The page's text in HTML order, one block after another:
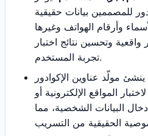
للمصممين بيانات حقيقية
وأرقام الهواتف وغيرها
وتحسين نتائج اختبار
تجربة المستخدم.
ينشئ مولّد عناوين الإكوادور
المواقع الإلكترونية أو
البيانات الشخصية، مما